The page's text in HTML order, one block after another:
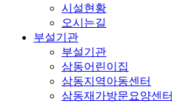
시설현황
오시는길
부설기관
부설기관
삼동어린이집
삼동지역아동센터
삼동재가방문요양센터